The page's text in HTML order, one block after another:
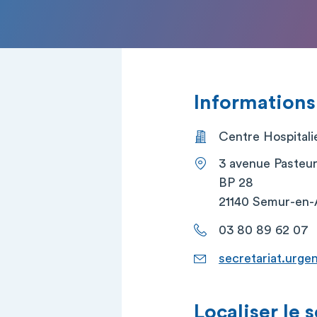
Centre
3 avenue Pasteur
BP 28
21140 Semur-
03 80 89 62 07
Localiser le